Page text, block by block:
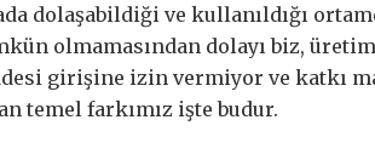
dolaşabildiği ve kullanıldığı
olmamasından dolayı biz,
girişine izin vermiyor ve katkı
temel farkımız işte budur.